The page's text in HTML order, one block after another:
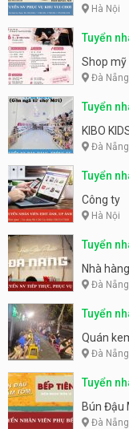
Hà Nội
Tuyển
Shop mỹ
Đà Nẵng
Tuyển
KIBO
Đà Nẵng
Tuyển
Công ty
Hà Nội
Tuyển
Nhà
Đà Nẵng
Tuyển
Quán
Đà Nẵng
Tuyển
Tiên
Bún Đậu
Đà Nẵng